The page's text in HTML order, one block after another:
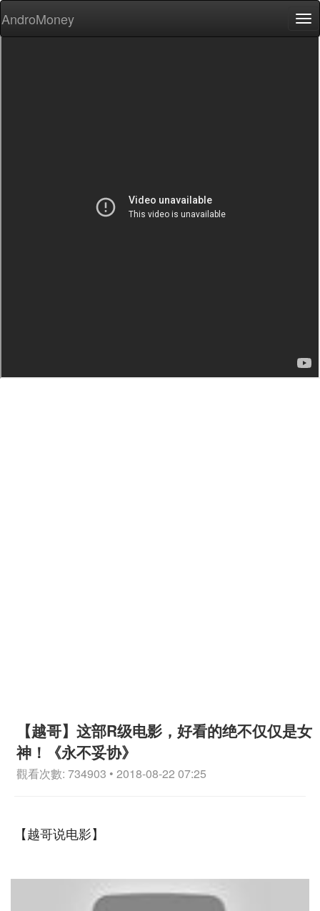
AndroMoney
【越哥】这部R级电影，好看的绝不仅仅是女
神！《永不妥协》
觀看次數: 734903 • 2018-08-22 07:25
【越哥说电影】